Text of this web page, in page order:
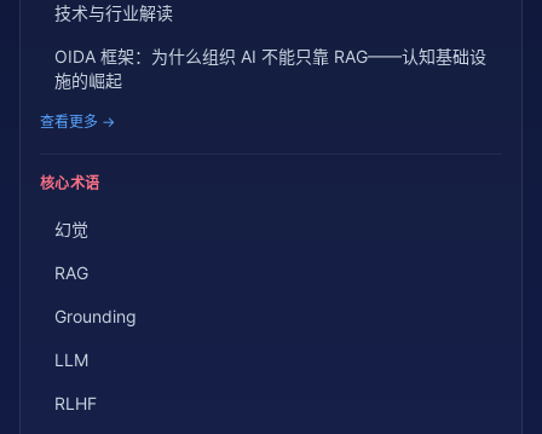
技术与行业解读
OIDA 框架：为什么组织 AI 不能只靠 RAG——认知基础设
施的崛起
查看更多 →
核心术语
幻觉
RAG
Grounding
LLM
RLHF